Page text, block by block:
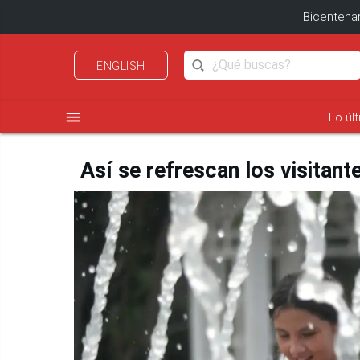
ENGLISH
menu Lo
Así se refrescan los